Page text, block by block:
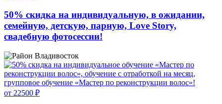
50% скидка на индивидуальную, в ожидании,
семейную, детскую, парную, Love Story,
свадебную фотосессии!
Владивосток
от 22500 ₽